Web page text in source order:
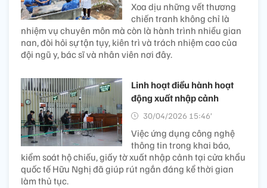
Xoa dịu những vết thương
chiến tranh không chỉ là
nhiệm vụ chuyên môn mà còn là hành trình nhiều gian
nan, đòi hỏi sự tận tụy, kiên trì và trách nhiệm cao của
đội ngũ y, bác sĩ và nhân viên nơi đây.
Linh hoạt điều hành hoạt
động xuất nhập cảnh
30/04/2026 15:46’
Việc ứng dụng công nghệ
thông tin trong khai báo,
kiểm soát hộ chiếu, giấy tờ xuất nhập cảnh tại cửa khẩu
quốc tế Hữu Nghị đã giúp rút ngắn đáng kể thời gian
làm thủ tục.